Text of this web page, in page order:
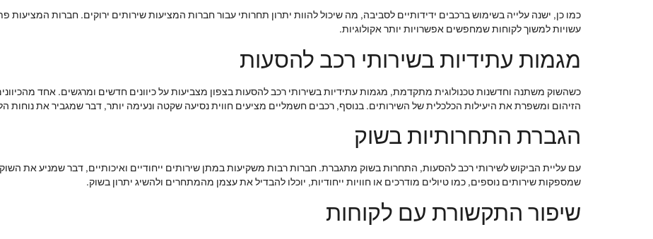
כמו כן, ישנה עלייה בשימוש ברכבים ידידותיים לסביבה, מה שיכול להוות יתרון תחרותי עבור חברות המציעות שירותים ירוקים. חברות המציעות
עשויות למשוך לקוחות שמחפשים אפשרויות יותר אקולוגיות.
מגמות עתידיות בשירותי רכב להסעות
כשהשוק משתנה וחדשנות טכנולוגית מתקדמת, מגמות עתידיות בשירותי רכב להסעות בצפון מצביעות על כיוונים חדשים ומרגשים. אחד
הזיהום ומשפרת את היעילות הכלכלית של השירותים. בנוסף, רכבים חשמליים מציעים חווית נסיעה שקטה ונעימה יותר, דבר שמגביר את נוחות
הגברת התחרותיות בשוק
עם עליית הביקוש לשירותי רכב להסעות, התחרות בשוק מתגברת. חברות רבות משקיעות במתן שירותים ייחודיים ואיכותיים, דבר שמניע את
שמספקות שירותים נוספים, כמו טיולים מודרכים או חוויות ייחודיות, יוכלו להבדיל את עצמן מהמתחרים ולהשיג יתרון בשוק.
שיפור התקשורת עם לקוחות